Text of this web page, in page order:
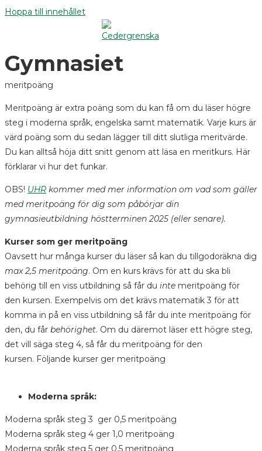
Hoppa till innehållet
Gymnasiet
meritpoäng
Meritpoäng är extra poäng som du kan få om du läser högre
steg i moderna språk, engelska samt matematik. Varje kurs är
värd poäng som du sedan lägger till ditt slutliga meritvärde.
Du kan alltså höja ditt snitt genom att läsa en meritkurs. Här
förklarar vi hur det funkar.
OBS! UHR kommer med mer information om vad som gäller
med meritpoäng för dig som påbörjar din
gymnasieutbildning höstterminen 2025 (eller senare).
Kurser som ger meritpoäng
Oavsett hur många kurser du läser så kan du tillgodoräkna dig
max 2,5 meritpoäng. Om en kurs krävs för att du ska bli
behörig till en viss utbildning så får du inte meritpoäng för
den kursen. Exempelvis om det krävs matematik 3 för att
komma in på en viss utbildning så får du inte meritpoäng för
den, du får behörighet. Om du däremot läser ett högre steg,
det vill säga steg 4, så får du meritpoäng för den
kursen. Följande kurser ger meritpoäng
Moderna språk:
Moderna språk steg 3 ger 0,5 meritpoäng
Moderna språk steg 4 ger 1,0 meritpoäng
Moderna språk steg 5 ger 0,5 meritpoäng